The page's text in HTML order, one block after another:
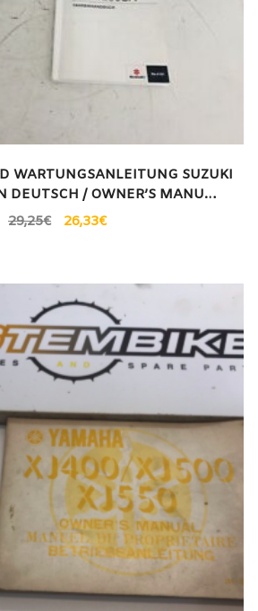
WARTUNGSANLEITUNG SUZUKI
DEUTSCH / OWNER’S MANU…
29,25€ 26,33€